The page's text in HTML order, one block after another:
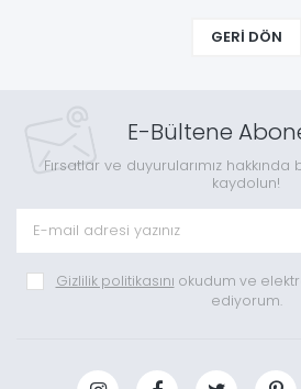
GERI DÖN
E-Bültene
Fırsatlar ve duyurularımız
kaydolun!
Gizlilik politikasını okudum ve
ediyorum.